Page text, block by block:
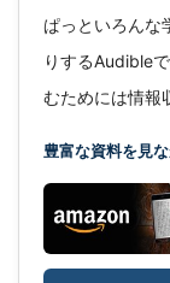
ぱっといろんな
りするAudible
むためには情報
豊富な資料を見